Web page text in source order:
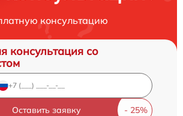
консультацию
консультация со
Оставить заявку